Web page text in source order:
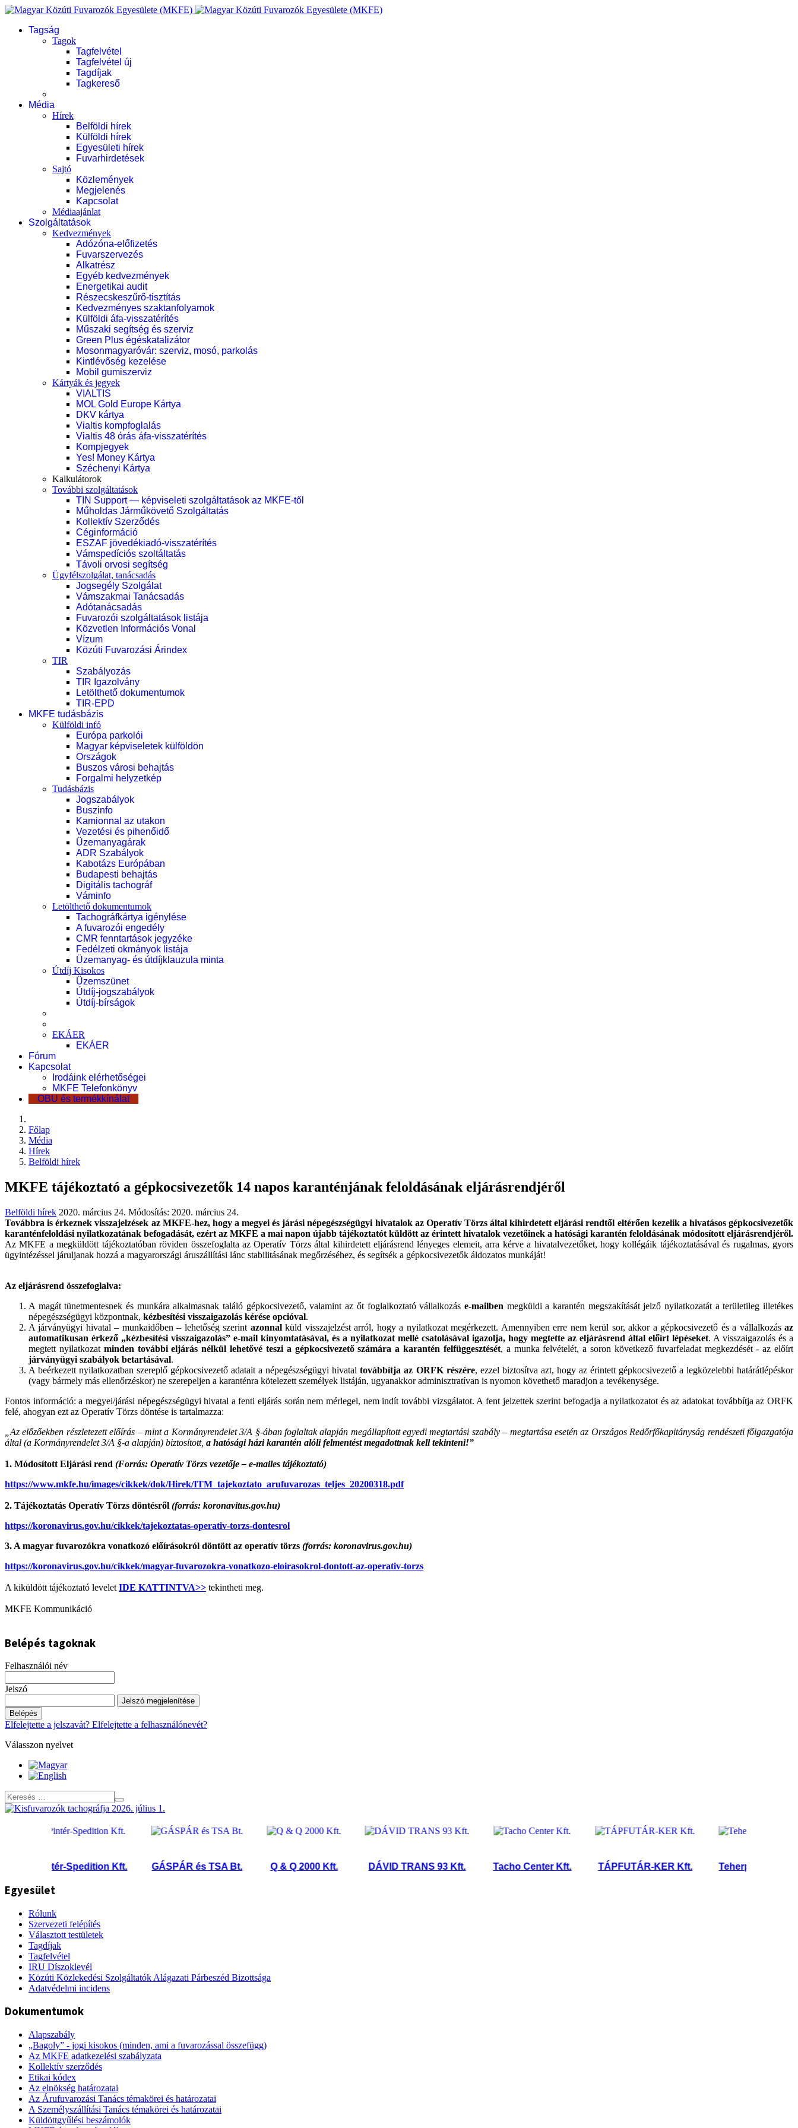
Tagság
Tagok
Tagfelvétel
Tagfelvétel új
Tagdíjak
Tagkereső
Média
Hírek
Belföldi hírek
Külföldi hírek
Egyesületi hírek
Fuvarhirdetések
Sajtó
Közlemények
Megjelenés
Kapcsolat
Médiaajánlat
Szolgáltatások
Kedvezmények
Adózóna-előfizetés
Fuvarszervezés
Alkatrész
Egyéb kedvezmények
Energetikai audit
Részecskeszűrő-tisztítás
Kedvezményes szaktanfolyamok
Külföldi áfa-visszatérítés
Műszaki segítség és szerviz
Green Plus égéskatalizátor
Mosonmagyaróvár: szerviz, mosó, parkolás
Kintlévőség kezelése
Mobil gumiszerviz
Kártyák és jegyek
VIALTIS
MOL Gold Europe Kártya
DKV kártya
Vialtis kompfoglalás
Vialtis 48 órás áfa-visszatérítés
Kompjegyek
Yes! Money Kártya
Széchenyi Kártya
Kalkulátorok
További szolgáltatások
TIN Support — képviseleti szolgáltatások az MKFE-től
Műholdas Járműkövető Szolgáltatás
Kollektív Szerződés
Céginformáció
ESZAF jövedékiadó-visszatérítés
Vámspedíciós szoltáltatás
Távoli orvosi segítség
Ügyfélszolgálat, tanácsadás
Jogsegély Szolgálat
Vámszakmai Tanácsadás
Adótanácsadás
Fuvarozói szolgáltatások listája
Közvetlen Információs Vonal
Vízum
Közúti Fuvarozási Árindex
TIR
Szabályozás
TIR Igazolvány
Letölthető dokumentumok
TIR-EPD
MKFE tudásbázis
Külföldi infó
Európa parkolói
Magyar képviseletek külföldön
Országok
Buszos városi behajtás
Forgalmi helyzetkép
Tudásbázis
Jogszabályok
Buszinfo
Kamionnal az utakon
Vezetési és pihenőidő
Üzemanyagárak
ADR Szabályok
Kabotázs Európában
Budapesti behajtás
Digitális tachográf
Váminfo
Letölthető dokumentumok
Tachográfkártya igénylése
A fuvarozói engedély
CMR fenntartások jegyzéke
Fedélzeti okmányok listája
Üzemanyag- és útdíjklauzula minta
Útdíj Kisokos
Üzemszünet
Útdíj-jogszabályok
Útdíj-bírságok
EKÁER
EKÁER
Fórum
Kapcsolat
Irodáink elérhetőségei
MKFE Telefonkönyv
OBU és termékkínálat
Főlap
Média
Hírek
Belföldi hírek
MKFE tájékoztató a gépkocsivezetők 14 napos karanténjának feloldásának eljárásrendjéről
Belföldi hírek 2020. március 24. Módosítás: 2020. március 24.
Továbbra is érkeznek visszajelzések az MKFE-hez, hogy a megyei és járási népegészségügyi hivatalok az Operatív Törzs által kihirdetett eljárási rendtől eltérően kezelik a hivatásos gépkocsivezetők
karanténfeloldási nyilatkozatának befogadását, ezért az MKFE a mai napon újabb tájékoztatót küldött az érintett hivatalok vezetőinek a hatósági karantén feloldásának módosított eljárásrendjéről.
Az MKFE a megküldött tájékoztatóban röviden összefoglalta az Operatív Törzs által kihirdetett eljárásrend lényeges elemeit, arra kérve a hivatalvezetőket, hogy kollégáik tájékoztatásával és rugalmas, gyors
ügyintézéssel járuljanak hozzá a magyarországi áruszállítási lánc stabilitásának megőrzéséhez, és segítsék a gépkocsivezetők áldozatos munkáját!
Az eljárásrend összefoglalva:
A magát tünetmentesnek és munkára alkalmasnak találó gépkocsivezető, valamint az őt foglalkoztató vállalkozás e-mailben megküldi a karantén megszakítását jelző nyilatkozatát a területileg illetékes
népegészségügyi központnak, kézbesítési visszaigazolás kérése opcióval.
A járványügyi hivatal – munkaidőben – lehetőség szerint azonnalküld visszajelzést arról, hogy a nyilatkozat megérkezett. Amennyiben erre nem kerül sor, akkor a gépkocsivezető és a vállalkozásaz
automatikusan érkező „kézbesítési visszaigazolás” e-mail kinyomtatásával, és a nyilatkozat mellé csatolásával igazolja, hogy megtette az eljárásrend által előírt lépéseket. A visszaigazolás és a
megtett nyilatkozat minden további eljárás nélkül lehetővé teszi a gépkocsivezető számára a karantén felfüggesztését, a munka felvételét, a soron következő fuvarfeladat megkezdését - az előírt
járványügyi szabályok betartásával.
A beérkezett nyilatkozatban szereplő gépkocsivezető adatait a népegészségügyi hivataltovábbítja az ORFK részére, ezzel biztosítva azt, hogy az érintett gépkocsivezető a legközelebbi határátlépéskor
(vagy bármely más ellenőrzéskor) ne szerepeljen a karanténra kötelezett személyek listáján, ugyanakkor adminisztratívan is nyomon követhető maradjon a tevékenysége.
Fontos információ: a megyei/járási népegészségügyi hivatal a fenti eljárás során nem mérlegel, nem indít további vizsgálatot. A fent jelzettek szerint befogadja a nyilatkozatot és az adatokat továbbítja az ORFK
felé, ahogyan ezt az Operatív Törzs döntése is tartalmazza:
„Az előzőekben részletezett előírás – mint a Kormányrendelet 3/A §-ában foglaltak alapján megállapított egyedi megtartási szabály – megtartása esetén az Országos Redőrfőkapitányság rendészeti főigazgatója
által (a Kormányrendelet 3/A §-a alapján) biztosított, a hatósági házi karantén alóli felmentést megadottnak kell tekinteni!”
1. Módosított Eljárási rend (Forrás: Operatív Törzs vezetője – e-mailes tájékoztató)
https://www.mkfe.hu/images/cikkek/dok/Hirek/ITM_tajekoztato_arufuvarozas_teljes_20200318.pdf
2. Tájékoztatás Operatív Törzs döntésről (forrás: koronavitus.gov.hu)
https://koronavirus.gov.hu/cikkek/tajekoztatas-operativ-torzs-dontesrol
3. A magyar fuvarozókra vonatkozó előírásokról döntött az operatív törzs (forrás: koronavirus.gov.hu)
https://koronavirus.gov.hu/cikkek/magyar-fuvarozokra-vonatkozo-eloirasokrol-dontott-az-operativ-torzs
A kiküldött tájékoztató levelet IDE KATTINTVA>> tekintheti meg.
MKFE Kommunikáció
Belépés tagoknak
Felhasználói név
Jelszó
Jelszó megjelenítése
Belépés
Elfelejtette a jelszavát? Elfelejtette a felhasználónevét?
Válasszon nyelvet
Pintér-Spedition Kft. GÁSPÁR és TSA Bt. Q & Q 2000 Kft. DÁVID TRANS 93 Kft. Tacho Center Kft. TÁPFUTÁR-KER Kft. Teherporta Kft.
Egyesület
Rólunk
Szervezeti felépítés
Választott testületek
Tagdíjak
Tagfelvétel
IRU Díszoklevél
Közúti Közlekedési Szolgáltatók Alágazati Párbeszéd Bizottsága
Adatvédelmi incidens
Dokumentumok
Alapszabály
„Bagoly” - jogi kisokos (minden, ami a fuvarozással összefügg)
Az MKFE adatkezelési szabályzata
Kollektív szerződés
Etikai kódex
Az elnökség határozatai
Az Árufuvarozási Tanács témakörei és határozatai
A Személyszállítási Tanács témakörei és határozatai
Küldöttgyűlési beszámolók